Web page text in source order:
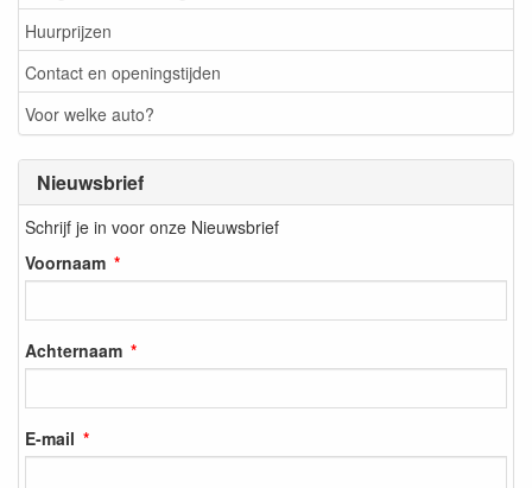
Huurprijzen
Contact en openingstijden
Voor welke auto?
Nieuwsbrief
Schrijf je in voor onze Nieuwsbrief
Voornaam
Achternaam
E-mail